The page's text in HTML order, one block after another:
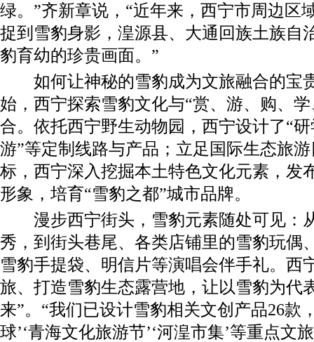
绿。”齐新章说，“近年来，西宁市周边区
捉到雪豹身影，湟源县、大通回族土族自
豹育幼的珍贵画面。”
如何让神秘的雪豹成为文旅融合的宝
始，西宁探索雪豹文化与“赏、游、购、
合。依托西宁野生动物园，西宁设计了“
游”等定制线路与产品；立足国际生态旅
标，西宁深入挖掘本土特色文化元素，发
形象，培育“雪豹之都”城市品牌。
漫步西宁街头，雪豹元素随处可见：
秀，到街头巷尾、各类店铺里的雪豹玩偶
雪豹手提袋、明信片等演唱会伴手礼。西
旅、打造雪豹生态露营地，让以雪豹为代
来”。“我们已设计雪豹相关文创产品26款
球’‘青海文化旅游节’‘河湟市集’等重点文